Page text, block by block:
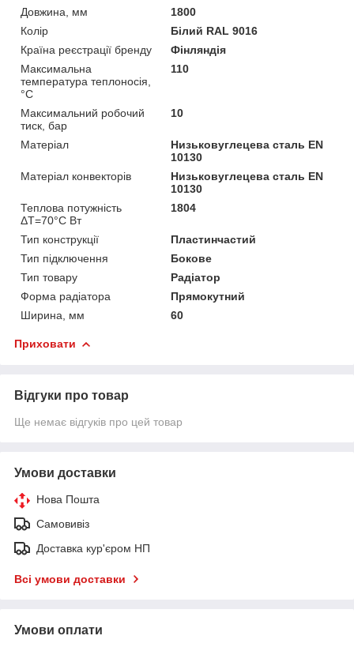
Довжина, мм
1800
Колір
Білий RAL 9016
Країна реєстрації бренду
Фінляндія
Максимальна
температура теплоносія,
°С
110
Максимальний робочий
тиск, бар
10
Матеріал
Низьковуглецева сталь EN
10130
Матеріал конвекторів
Низьковуглецева сталь EN
10130
Теплова потужність
ΔТ=70°С Вт
1804
Тип конструкції
Пластинчастий
Тип підключення
Бокове
Тип товару
Радіатор
Форма радіатора
Прямокутний
Ширина, мм
60
Приховати
Відгуки про товар
Ще немає відгуків про цей товар
Умови доставки
Нова Пошта
Самовивіз
Доставка кур'єром НП
Всі умови доставки
Умови оплати